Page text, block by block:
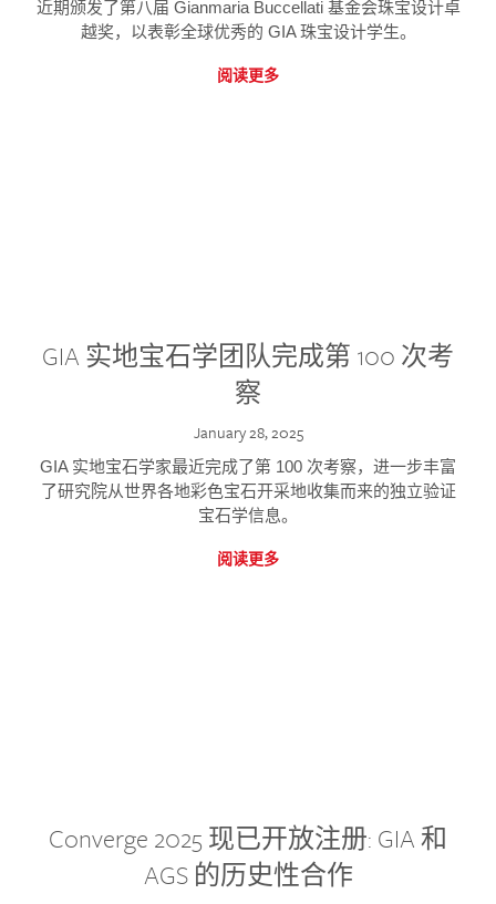
近期颁发了第八届 Gianmaria Buccellati 基金会珠宝设计卓
越奖，以表彰全球优秀的 GIA 珠宝设计学生。
阅读更多
GIA 实地宝石学团队完成第 100 次考
察
January 28, 2025
GIA 实地宝石学家最近完成了第 100 次考察，进一步丰富
了研究院从世界各地彩色宝石开采地收集而来的独立验证
宝石学信息。
阅读更多
Converge 2025 现已开放注册: GIA 和
AGS 的历史性合作